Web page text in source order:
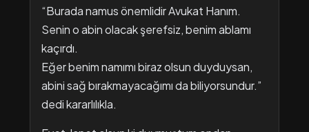
“Burada namus önemlidir Avukat Hanım.
Senin o abin olacak şerefsiz, benim ablamı
kaçırdı.
Eğer benim namımı biraz olsun duyduysan,
abini sağ bırakmayacağımı da biliyorsundur.”
dedi kararlılıkla.